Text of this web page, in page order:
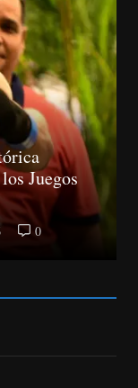
Nacionales
CNM avanza
la Suprema y
samantharadio